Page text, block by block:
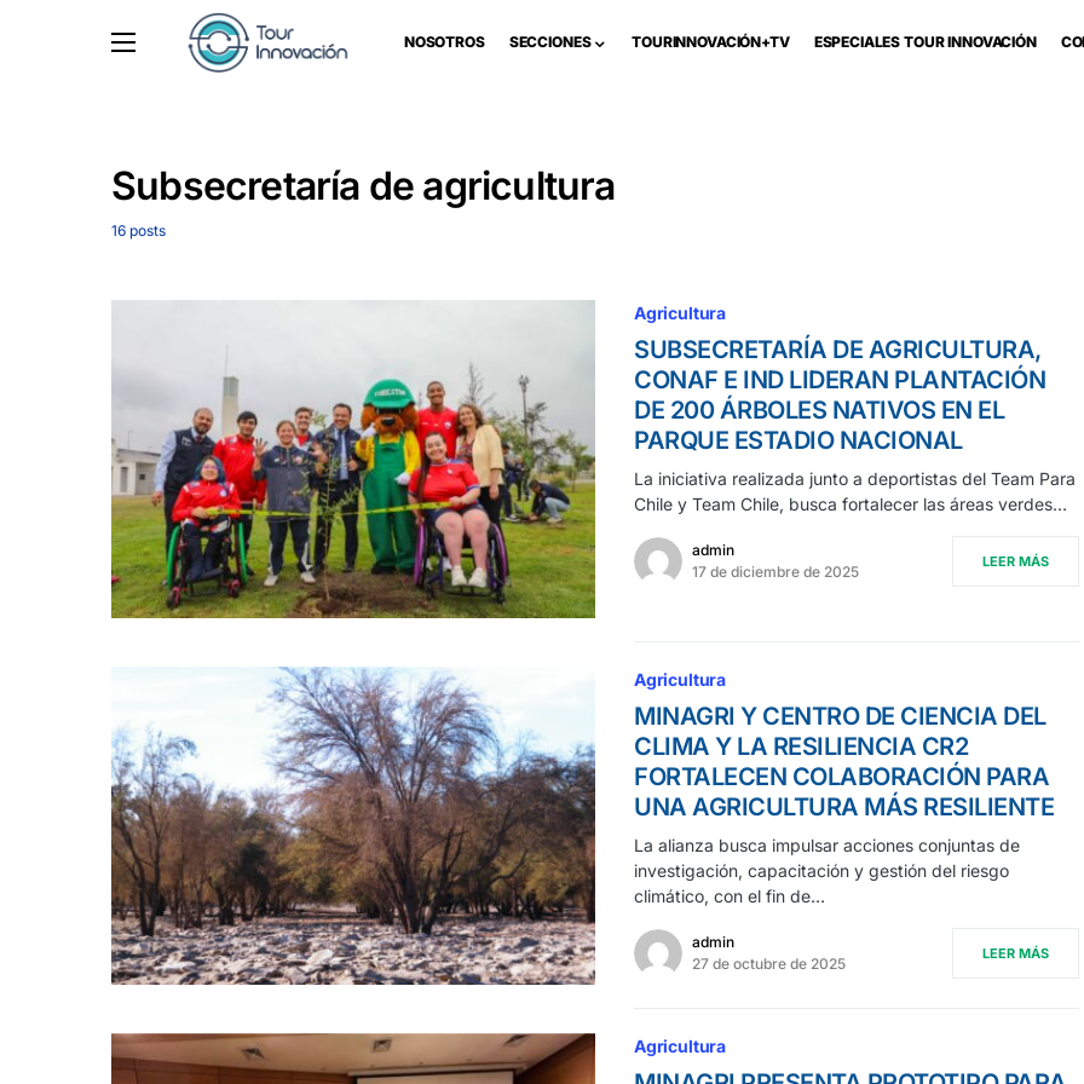
NOSOTROS SECCIONES TOURINNOVACIÓN+TV ESPECIALES TOUR INNOVACIÓN
Subsecretaría de agricultura
16 posts
Agricultura
SUBSECRETARÍA DE AGRICULTURA,
CONAF E IND LIDERAN PLANTACIÓN
DE 200 ÁRBOLES NATIVOS EN EL
PARQUE ESTADIO NACIONAL
La iniciativa realizada junto a deportistas del Team Para
Chile y Team Chile, busca fortalecer las áreas verdes…
admin
17 de diciembre de 2025
LEER MÁS
Agricultura
MINAGRI Y CENTRO DE CIENCIA DEL
CLIMA Y LA RESILIENCIA CR2
FORTALECEN COLABORACIÓN PARA
UNA AGRICULTURA MÁS RESILIENTE
La alianza busca impulsar acciones conjuntas de
investigación, capacitación y gestión del riesgo
climático, con el fin de…
admin
27 de octubre de 2025
LEER MÁS
Agricultura